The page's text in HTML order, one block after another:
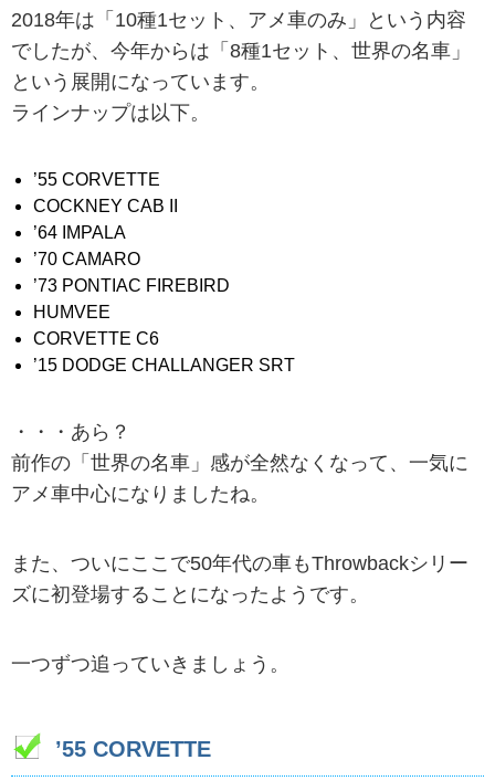
2018年は「10種1セット、アメ車のみ」という内容
でしたが、今年からは「8種1セット、世界の名車」
という展開になっています。
ラインナップは以下。
’55 CORVETTE
COCKNEY CAB II
’64 IMPALA
’70 CAMARO
’73 PONTIAC FIREBIRD
HUMVEE
CORVETTE C6
’15 DODGE CHALLANGER SRT
・・・あら？
前作の「世界の名車」感が全然なくなって、一気に
アメ車中心になりましたね。
また、ついにここで50年代の車もThrowbackシリー
ズに初登場することになったようです。
一つずつ追っていきましょう。
’55 CORVETTE